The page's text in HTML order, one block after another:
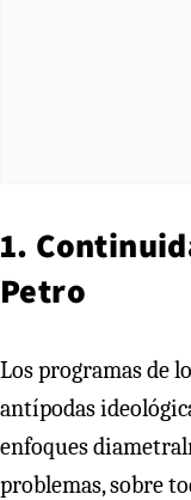
1.
Petro
Los programas de
antípodas
enfoques
problemas, sobre